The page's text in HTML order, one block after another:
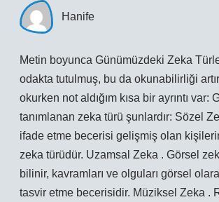
Hanife
Metin boyunca Günümüzdeki Zeka
odakta tutulmuş, bu da okunabilirliği
okurken not aldığım kısa bir ayrıntı var:
tanımlanan zeka türü şunlardır: Sözel
ifade etme becerisi gelişmiş olan
zeka türüdür. Uzamsal Zeka . Görsel
bilinir, kavramları ve olguları görsel
tasvir etme becerisidir. Müziksel Zeka .